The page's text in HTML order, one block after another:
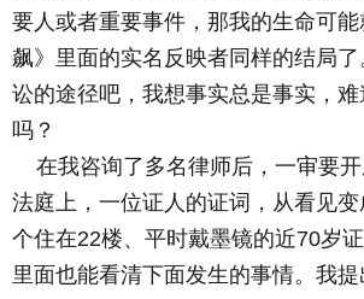
要人或者重要事件，那我的生命可
飙》里面的实名反映者同样的结局
讼的途径吧，我想事实总是事实，
吗？
在我咨询了多名律师后，一审要
法庭上，一位证人的证词，从看见
个住在22楼、平时戴墨镜的近70岁
里面也能看清下面发生的事情。我